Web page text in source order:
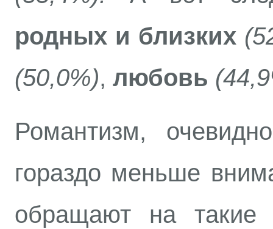
родных и близких
(50,0%), любовь
Романтизм,
гораздо меньше
обращают на такие